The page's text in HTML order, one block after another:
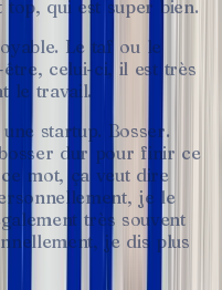
top, qui est super bien.
Le taf ou le
être, celui-ci, il est très
le travail.
une startup. Bosser.
dur pour finir ce
ce mot, ça veut dire
je le
très souvent
je dis plus